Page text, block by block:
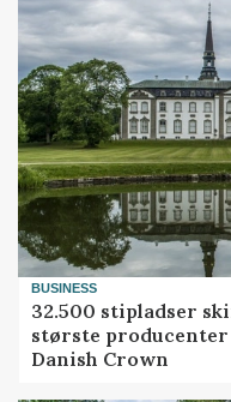
BUSINESS
32.500 stipladser
største
Danish Crown